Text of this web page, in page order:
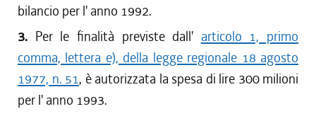
bilancio per l' anno 1992.
3. Per le finalità previste dall' articolo 1, primo
comma, lettera e), della legge regionale 18 agosto
1977, n. 51, è autorizzata la spesa di lire 300 milioni
per l' anno 1993.